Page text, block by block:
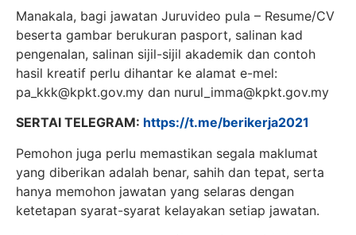
Manakala, bagi jawatan Juruvideo pula – Resume/CV
beserta gambar berukuran pasport, salinan kad
pengenalan, salinan sijil-sijil akademik dan contoh
hasil kreatif perlu dihantar ke alamat e-mel:
pa_kkk@kpkt.gov.my dan nurul_imma@kpkt.gov.my
SERTAI TELEGRAM: https://t.me/berikerja2021
Pemohon juga perlu memastikan segala maklumat
yang diberikan adalah benar, sahih dan tepat, serta
hanya memohon jawatan yang selaras dengan
ketetapan syarat-syarat kelayakan setiap jawatan.